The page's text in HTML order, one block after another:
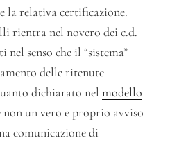
la relativa certificazione.
rientra nel novero dei c.d.
senso che il “sistema”
delle ritenute
dichiarato nel modello
non un vero e proprio avviso
comunicazione di